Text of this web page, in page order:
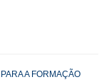
A FORMAÇÃO